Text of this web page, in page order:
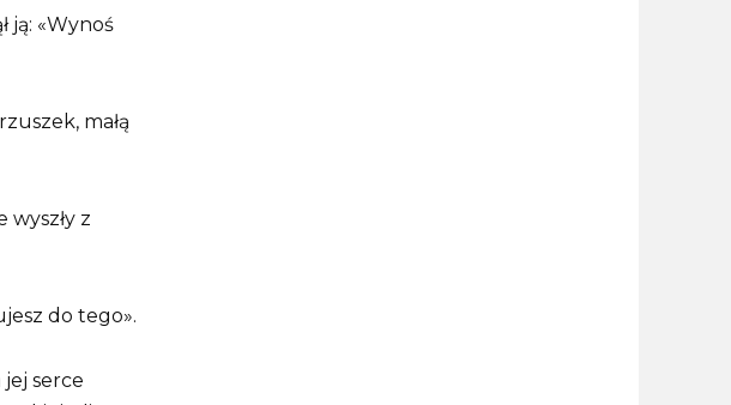
ją: «Wynoś
małą
wyszły z
do tego».
jej serce